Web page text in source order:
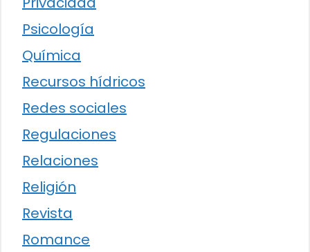
Psicología
Química
Recursos hídricos
Redes sociales
Regulaciones
Relaciones
Religión
Revista
Romance